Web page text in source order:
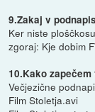
9.Zakaj v
Ker niste
zgoraj: Kje dobim
10.Kako
Večjezične
Film Stoletja.avi